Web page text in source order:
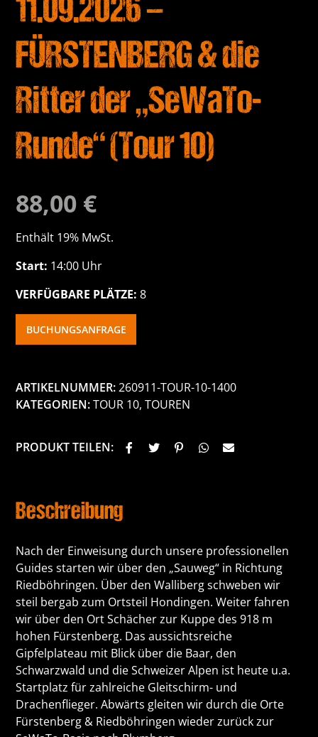
11.09.2026 –
FÜRSTENBERG & die
Ritter der „SeWaTo-
Runde“ (Tour 10)
88,00 €
Enthält 19% MwSt.
Start: 14:00 Uhr
VERFÜGBARE PLÄTZE: 8
BUCHUNGSANFRAGE
ARTIKELNUMMER:260911-TOUR-10-1400
KATEGORIEN:TOUR 10,TOUREN
PRODUKT TEILEN:
Beschreibung
Nach der Einweisung durch unsere professionellen
Guides starten wir über den „Sauweg“ in Richtung
Riedböhringen. Über den Walliberg schweben wir
steil bergab zum Ortsteil Hondingen. Weiter fahren
wir über den Ort Schächer zur Kuppe des 918 m
hohen Fürstenberg. Das aussichtsreiche
Gipfelplateau mit Blick über die Baar, den
Schwarzwald und die Schweizer Alpen ist heute u.a.
Startplatz für zahlreiche Gleitschirm- und
Drachenflieger. Abwärts gleiten wir durch die Orte
Fürstenberg & Riedböhringen wieder zurück zur